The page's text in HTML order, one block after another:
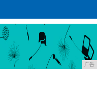
广告